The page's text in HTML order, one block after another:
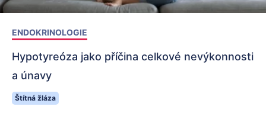
ENDOKRINOLOGIE
Hypotyreóza jako příčina celkové nevýkonnosti
a únavy
Štítná žláza